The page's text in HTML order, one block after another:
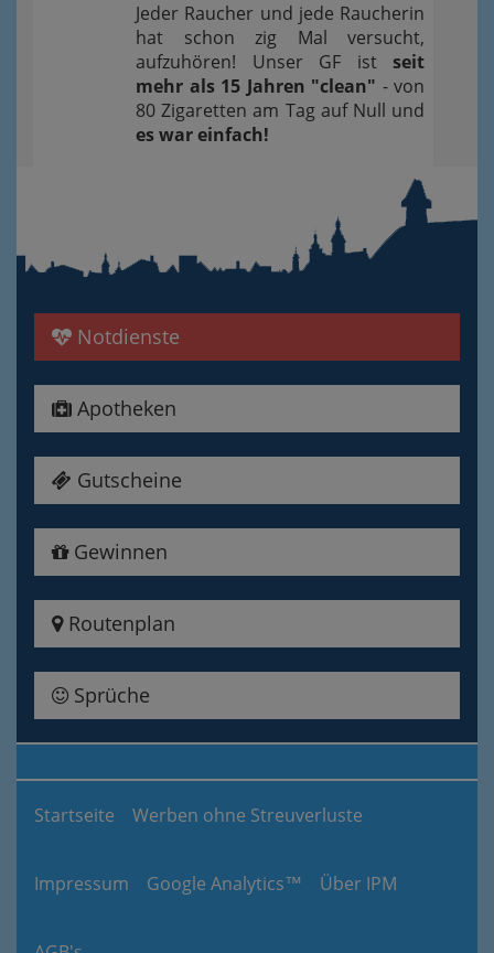
Jeder Raucher und jede Raucherin
hat schon zig Mal versucht,
aufzuhören! Unser GF ist seit
mehr als 15 Jahren "clean" - von
80 Zigaretten am Tag auf Null und
es war einfach!
Notdienste
Apotheken
Gutscheine
Gewinnen
Routenplan
Sprüche
Startseite Werben ohne Streuverluste
Impressum Google Analytics™ Über IPM